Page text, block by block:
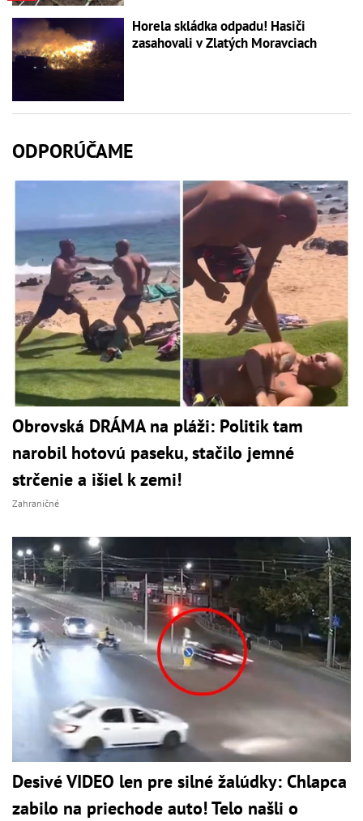
Horela skládka odpadu! Hasiči
zasahovali v Zlatých Moravciach
ODPORÚČAME
Obrovská DRÁMA na pláži: Politik tam
narobil hotovú paseku, stačilo jemné
strčenie a išiel k zemi!
Zahraničné
Desivé VIDEO len pre silné žalúdky: Chlapca
zabilo na priechode auto! Telo našli o